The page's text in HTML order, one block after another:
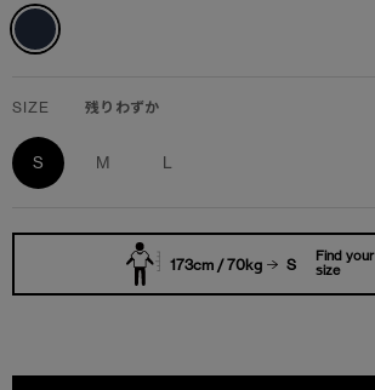
SIZE 残りわずか
S M L
173cm / 70kg S
Find your
size